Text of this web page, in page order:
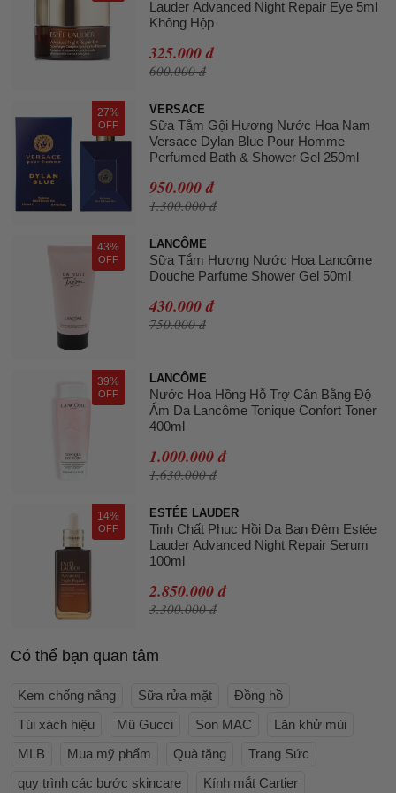
Lauder Advanced Night Repair Eye 5ml
Không Hộp
325.000 đ
600.000 đ
27%
OFF
VERSACE
Sữa Tắm Gội Hương Nước Hoa Nam
Versace Dylan Blue Pour Homme
Perfumed Bath & Shower Gel 250ml
950.000 đ
1.300.000 đ
43%
OFF
LANCÔME
Sữa Tắm Hương Nước Hoa Lancôme
Douche Parfume Shower Gel 50ml
430.000 đ
750.000 đ
39%
OFF
LANCÔME
Nước Hoa Hồng Hỗ Trợ Cân Bằng Độ
Ẩm Da Lancôme Tonique Confort Toner
400ml
1.000.000 đ
1.630.000 đ
14%
OFF
ESTÉE LAUDER
Tinh Chất Phục Hồi Da Ban Đêm Estée
Lauder Advanced Night Repair Serum
100ml
2.850.000 đ
3.300.000 đ
Có thể bạn quan tâm
Kem chống nắng Sữa rửa mặt
Đồng hồ
Túi xách hiệu
Mũ Gucci Son MAC
Lăn khử mùi
MLB
Mua mỹ phẩm Quà tặng
Trang Sức
quy trình các bước skincare
Kính mắt Cartier